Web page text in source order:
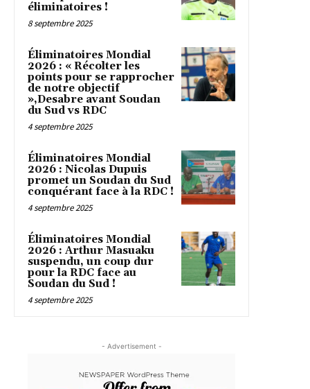
éliminatoires !
8 septembre 2025
Éliminatoires Mondial
2026 : « Récolter les
points pour se rapprocher
de notre objectif
»,Desabre avant Soudan
du Sud vs RDC
4 septembre 2025
Éliminatoires Mondial
2026 : Nicolas Dupuis
promet un Soudan du Sud
conquérant face à la RDC !
4 septembre 2025
Éliminatoires Mondial
2026 : Arthur Masuaku
suspendu, un coup dur
pour la RDC face au
Soudan du Sud !
4 septembre 2025
- Advertisement -